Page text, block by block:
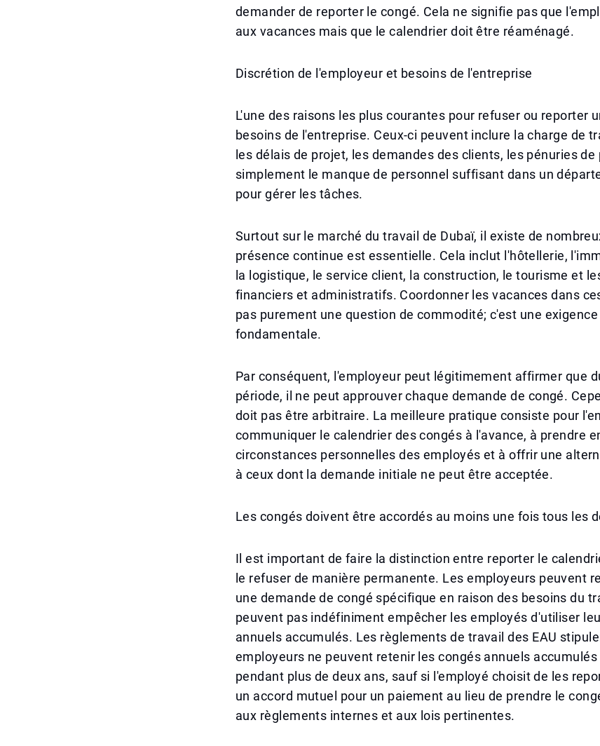
demander de reporter le congé. Cela ne signifie pas que
aux vacances mais que le calendrier doit être réaménagé.
Discrétion de l'employeur et besoins de l'entreprise
L'une des raisons les plus courantes pour refuser ou reporter
besoins de l'entreprise. Ceux-ci peuvent inclure la charge de
les délais de projet, les demandes des clients, les pénuries de
simplement le manque de personnel suffisant dans un
pour gérer les tâches.
Surtout sur le marché du travail de Dubaï, il existe de
présence continue est essentielle. Cela inclut l'hôtellerie,
la logistique, le service client, la construction, le tourisme et
financiers et administratifs. Coordonner les vacances dans
pas purement une question de commodité; c'est une
fondamentale.
Par conséquent, l'employeur peut légitimement affirmer que
période, il ne peut approuver chaque demande de congé.
doit pas être arbitraire. La meilleure pratique consiste pour
communiquer le calendrier des congés à l'avance, à prendre
circonstances personnelles des employés et à offrir une
à ceux dont la demande initiale ne peut être acceptée.
Les congés doivent être accordés au moins une fois tous les
Il est important de faire la distinction entre reporter le
le refuser de manière permanente. Les employeurs peuvent
une demande de congé spécifique en raison des besoins du
peuvent pas indéfiniment empêcher les employés d'utiliser
annuels accumulés. Les règlements de travail des EAU
employeurs ne peuvent retenir les congés annuels
pendant plus de deux ans, sauf si l'employé choisit de les
un accord mutuel pour un paiement au lieu de prendre le
aux règlements internes et aux lois pertinentes.